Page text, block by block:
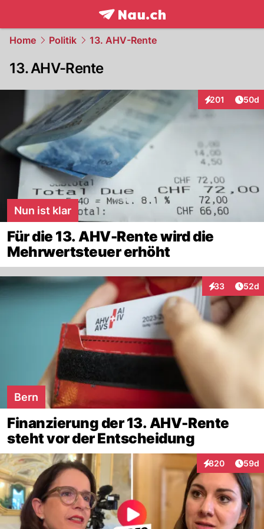
frontpage.NAU.ch
Home Politik 13. AHV-Rente
13. AHV-Rente
201
Interaktionen
50d
Nun ist klar
Für die 13. AHV-Rente wird die
Mehrwertsteuer erhöht
33
Interaktionen
52d
Bern
Finanzierung der 13. AHV-Rente
steht vor der Entscheidung
820
Interaktionen
59d